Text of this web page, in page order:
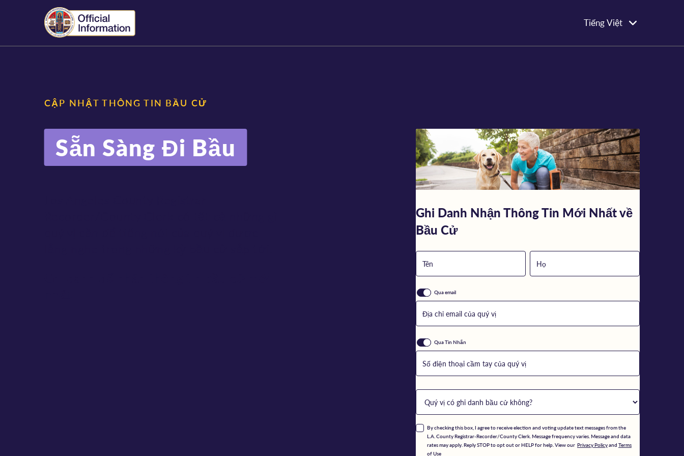
Tiếng Việt
CẬP NHẬT THÔNG TIN BẦU CỬ
Sẵn Sàng Đi Bầu
Ghi Danh Nhận Thông Tin Mới Nhất về
Bầu Cử
Qua email
Qua Tin Nhắn
By checking this box, I agree to receive election and voting update text messages from the
L.A. County Registrar-Recorder/County Clerk. Message frequency varies. Message and data
rates may apply. Reply STOP to opt out or HELP for help. View our Privacy Policyand Terms
of Use